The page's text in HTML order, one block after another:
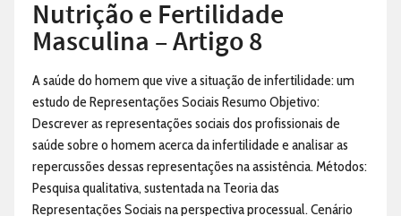
Nutrição e Fertilidade
Masculina – Artigo 8
A saúde do homem que vive a situação de infertilidade: um
estudo de Representações Sociais Resumo Objetivo:
Descrever as representações sociais dos profissionais de
saúde sobre o homem acerca da infertilidade e analisar as
repercussões dessas representações na assistência. Métodos:
Pesquisa qualitativa, sustentada na Teoria das
Representações Sociais na perspectiva processual. Cenário